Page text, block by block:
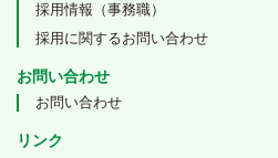
採用情報（事務職）
採用に関するお問い合わせ
お問い合わせ
お問い合わせ
リンク